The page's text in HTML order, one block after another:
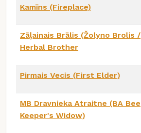
Kamīns (Fireplace)
Zāļainais Brālis (Žolyno Brolis /
Herbal Brother
Pirmais Vecis (First Elder)
MB Dravnieka Atraitne (BA Bee
Keeper's Widow)